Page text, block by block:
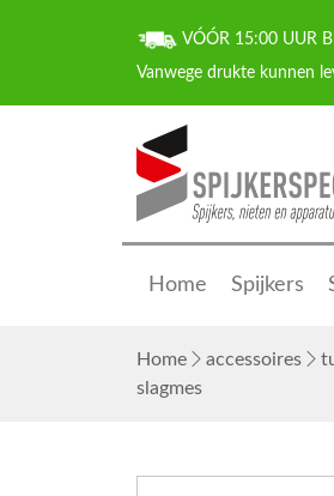
VÓÓR 15:00 UUR
Home Spijkers
Home accessoires
slagmes